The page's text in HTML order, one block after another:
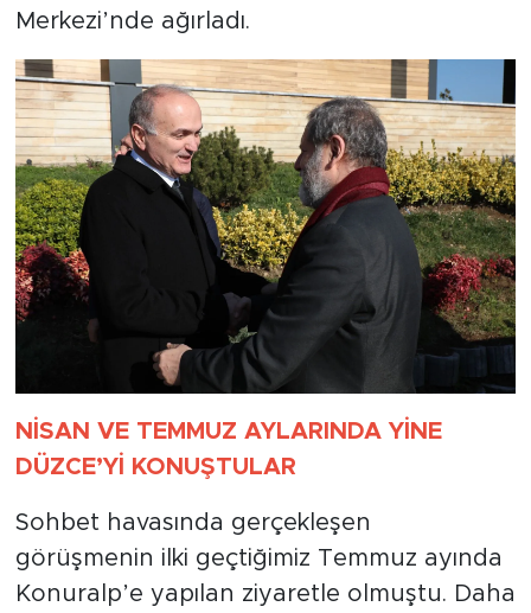
Merkezi’nde ağırladı.
NİSAN VE TEMMUZ AYLARINDA YİNE
DÜZCE’Yİ KONUŞTULAR
Sohbet havasında gerçekleşen
görüşmenin ilki geçtiğimiz Temmuz ayında
Konuralp’e yapılan ziyaretle olmuştu. Daha